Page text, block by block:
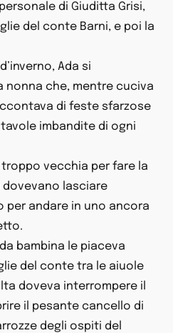
di Giuditta Grisi,
del conte Barni, e poi la
Ada si
nonna che, mentre cuciva
di feste sfarzose
imbandite di ogni
vecchia per fare la
lasciare
per andare in uno ancora
bambina le piaceva
del conte tra le aiuole
doveva interrompere il
il pesante cancello di
degli ospiti del